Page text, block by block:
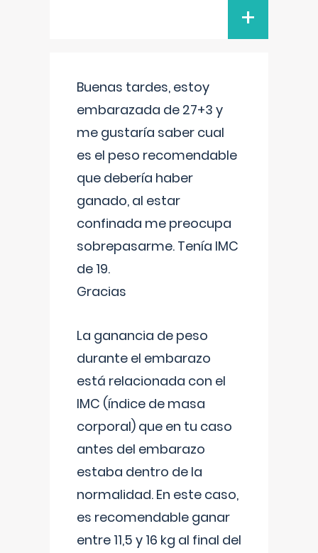
+
Buenas tardes, estoy
embarazada de 27+3 y
me gustaría saber cual
es el peso recomendable
que debería haber
ganado, al estar
confinada me preocupa
sobrepasarme. Tenía IMC
de 19.
Gracias
La ganancia de peso
durante el embarazo
está relacionada con el
IMC (índice de masa
corporal) que en tu caso
antes del embarazo
estaba dentro de la
normalidad. En este caso,
es recomendable ganar
entre 11,5 y 16 kg al final del